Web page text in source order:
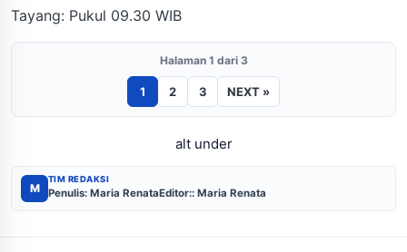
Tayang: Pukul 09.30 WIB
Halaman 1 dari 3
1 2 3 NEXT »
alt under
M
TIM REDAKSI
Penulis: Maria RenataEditor:: Maria Renata